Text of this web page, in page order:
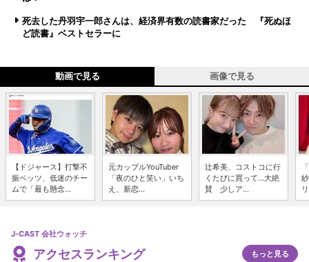
死去した丹羽宇一郎さんは、経済界有数の読書家だった 『死ぬほ
ど読書』ベストセラーに
動画で見る 画像で見る
【ドジャース】打撃不
振ベッツ、低迷のチー
ムで「最も懸念...
元カップルYouTuber
「夜のひと笑い」いち
え、新恋...
辻希美、コストコに行
くたびに買って...大絶
賛 少しア...
J-CAST 会社ウォッチ
アクセスランキング もっと見る